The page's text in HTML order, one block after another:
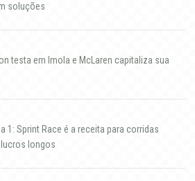
soluções
testa em Imola e McLaren capitaliza sua
1: Sprint Race é a receita para corridas
longos